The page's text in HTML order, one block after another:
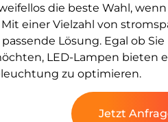
die beste Wahl,
einer Vielzahl von
Lösung. Egal ob
LED-Lampen
zu optimieren.
Jetzt